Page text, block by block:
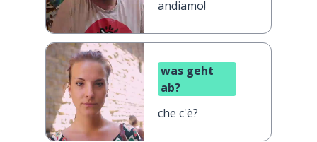
andiamo!
was geht
ab?
che c'è?